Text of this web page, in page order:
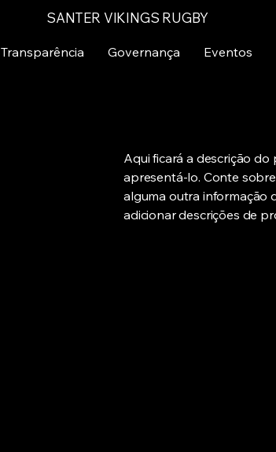
SANTER VIKINGS RUGBY
Transparência Governança Eventos
Aqui ficará a descrição
apresentá-lo. Conte
alguma outra informação
adicionar descrições de